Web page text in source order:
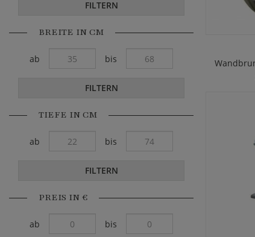
FILTERN
BREITE IN CM
ab bis
FILTERN
TIEFE IN CM
ab bis
FILTERN
PREIS IN €
ab bis